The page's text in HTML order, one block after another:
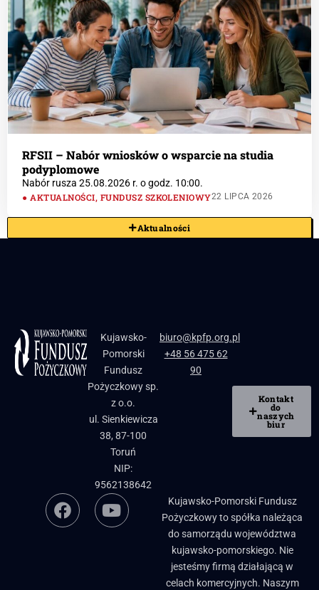
RFSII – Nabór wniosków o wsparcie na studia
podyplomowe
Nabór rusza 25.08.2026 r. o godz. 10:00.
AKTUALNOŚCI, FUNDUSZ SZKOLENIOWY22 LIPCA 2026
Aktualności
Kujawsko-
Pomorski
Fundusz
Pożyczkowy sp.
z o.o.
ul. Sienkiewicza
38, 87-100
Toruń
NIP:
9562138642
biuro@kpfp.org.pl
+48 56 475 62
90
Kontakt
do
naszych
biur
Kujawsko-Pomorski Fundusz
Pożyczkowy to spółka należąca
do samorządu województwa
kujawsko-pomorskiego. Nie
jesteśmy firmą działającą w
celach komercyjnych. Naszym